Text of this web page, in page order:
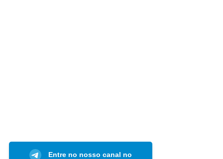
Entre no nosso canal no